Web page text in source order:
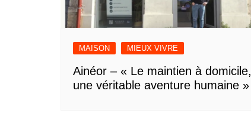
MAISON MIEUX VIVRE
Ainéor – « Le maintien à domicile,
une véritable aventure humaine »